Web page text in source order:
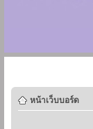
หน้าเว็บบอร์ด